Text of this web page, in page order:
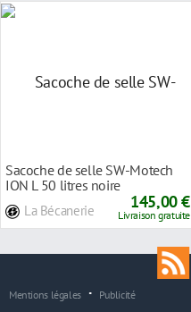
Sacoche de selle SW-Motech
ION L 50 litres noire
La Bécanerie 145,00 €
Livraison gratuite
Mentions légales Publicité